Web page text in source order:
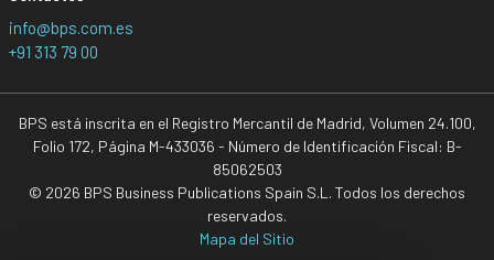
info@bps.com.es
+91 313 79 00
BPS está inscrita en el Registro Mercantil de Madrid, Volumen 24.100,
Folio 172, Página M-433036 - Número de Identificación Fiscal: B-
85062503
© 2026 BPS Business Publications Spain S.L. Todos los derechos
reservados.
Mapa del Sitio